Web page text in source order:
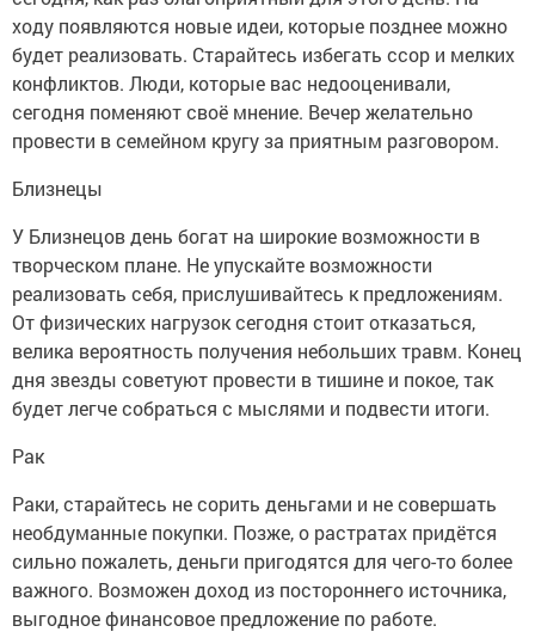
ходу появляются новые идеи, которые позднее можно
будет реализовать. Старайтесь избегать ссор и мелких
конфликтов. Люди, которые вас недооценивали,
сегодня поменяют своё мнение. Вечер желательно
провести в семейном кругу за приятным разговором.
Близнецы
У Близнецов день богат на широкие возможности в
творческом плане. Не упускайте возможности
реализовать себя, прислушивайтесь к предложениям.
От физических нагрузок сегодня стоит отказаться,
велика вероятность получения небольших травм. Конец
дня звезды советуют провести в тишине и покое, так
будет легче собраться с мыслями и подвести итоги.
Рак
Раки, старайтесь не сорить деньгами и не совершать
необдуманные покупки. Позже, о растратах придётся
сильно пожалеть, деньги пригодятся для чего-то более
важного. Возможен доход из постороннего источника,
выгодное финансовое предложение по работе.